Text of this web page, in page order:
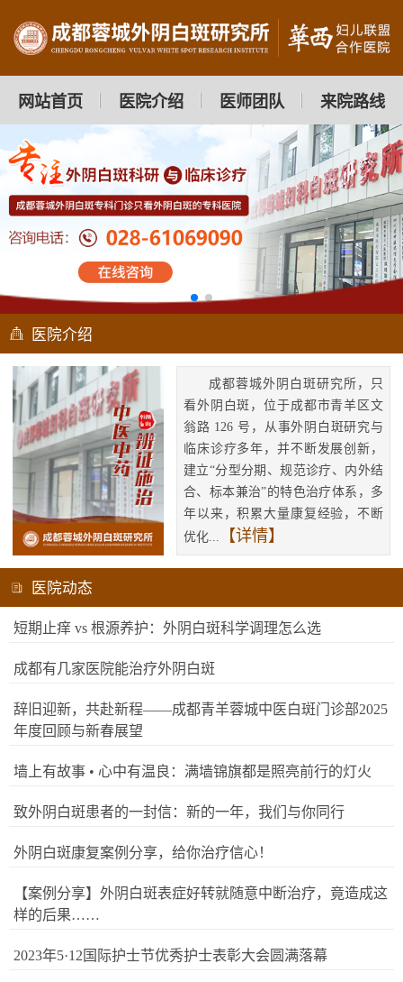
网站首页 医院介绍 医师团队 来院路线
医院介绍
成都蓉城外阴白斑研究所，只
看外阴白斑，位于成都市青羊区文
翁路 126 号，从事外阴白斑研究与
临床诊疗多年，并不断发展创新，
建立“分型分期、规范诊疗、内外结
合、标本兼治”的特色治疗体系，多
年以来，积累大量康复经验，不断
优化...
【详情】
医院动态
短期止痒 vs 根源养护：外阴白斑科学调理怎么选
成都有几家医院能治疗外阴白斑
辞旧迎新，共赴新程——成都青羊蓉城中医白斑门诊部2025
年度回顾与新春展望
墙上有故事 • 心中有温良：满墙锦旗都是照亮前行的灯火
致外阴白斑患者的一封信：新的一年，我们与你同行
外阴白斑康复案例分享，给你治疗信心！
【案例分享】外阴白斑表症好转就随意中断治疗，竟造成这
样的后果……
2023年5·12国际护士节优秀护士表彰大会圆满落幕